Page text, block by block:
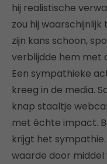
hij realistische
zou hij
zijn kans schoon,
verblijdde hem met
Een sympathieke
kreeg in de media.
knap staaltje
met échte impact.
krijgt het
waarde door middel